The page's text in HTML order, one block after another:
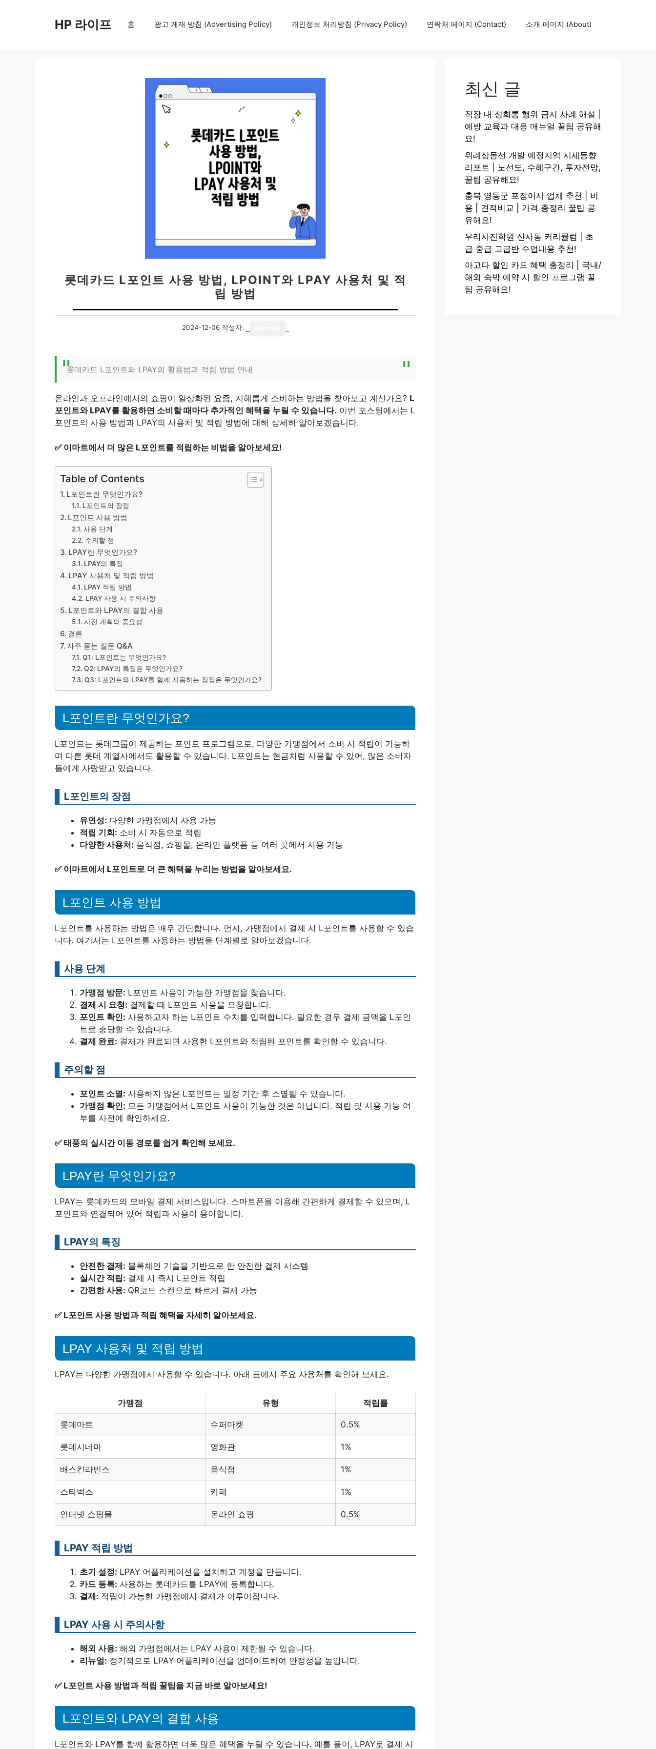
HP 라이프 홈 광고 게재 방침 (Advertising Policy) 개인정보 처리방침 (Privacy Policy) 연락처 페이지 (Contact) 소개 페이지 (About)
롯데카드 L포인트 사용 방법, LPOINT와 LPAY 사용처 및 적
립 방법
2024-12-06 작성자:
롯데카드 L포인트와 LPAY의 활용법과 적립 방법 안내
온라인과 오프라인에서의 쇼핑이 일상화된 요즘, 지혜롭게 소비하는 방법을 찾아보고 계신가요? L
포인트와 LPAY를 활용하면 소비할 때마다 추가적인 혜택을 누릴 수 있습니다. 이번 포스팅에서는 L
포인트의 사용 방법과 LPAY의 사용처 및 적립 방법에 대해 상세히 알아보겠습니다.
✅ 이마트에서 더 많은 L포인트를 적립하는 비법을 알아보세요!
Table of Contents
L포인트란 무엇인가요?
L포인트의 장점
L포인트 사용 방법
사용 단계
주의할 점
LPAY란 무엇인가요?
LPAY의 특징
LPAY 사용처 및 적립 방법
LPAY 적립 방법
LPAY 사용 시 주의사항
L포인트와 LPAY의 결합 사용
사전 계획의 중요성
결론
자주 묻는 질문 Q&A
Q1: L포인트는 무엇인가요?
Q2: LPAY의 특징은 무엇인가요?
Q3: L포인트와 LPAY를 함께 사용하는 장점은 무엇인가요?
L포인트란 무엇인가요?
L포인트는 롯데그룹이 제공하는 포인트 프로그램으로, 다양한 가맹점에서 소비 시 적립이 가능하
며 다른 롯데 계열사에서도 활용할 수 있습니다. L포인트는 현금처럼 사용할 수 있어, 많은 소비자
들에게 사랑받고 있습니다.
L포인트의 장점
유연성: 다양한 가맹점에서 사용 가능
적립 기회: 소비 시 자동으로 적립
다양한 사용처: 음식점, 쇼핑몰, 온라인 플랫폼 등 여러 곳에서 사용 가능
✅ 이마트에서 L포인트로 더 큰 혜택을 누리는 방법을 알아보세요.
L포인트 사용 방법
L포인트를 사용하는 방법은 매우 간단합니다. 먼저, 가맹점에서 결제 시 L포인트를 사용할 수 있습
니다. 여기서는 L포인트를 사용하는 방법을 단계별로 알아보겠습니다.
사용 단계
가맹점 방문: L포인트 사용이 가능한 가맹점을 찾습니다.
결제 시 요청: 결제할 때 L포인트 사용을 요청합니다.
포인트 확인: 사용하고자 하는 L포인트 수치를 입력합니다. 필요한 경우 결제 금액을 L포인
트로 충당할 수 있습니다.
결제 완료: 결제가 완료되면 사용한 L포인트와 적립된 포인트를 확인할 수 있습니다.
주의할 점
포인트 소멸: 사용하지 않은 L포인트는 일정 기간 후 소멸될 수 있습니다.
가맹점 확인: 모든 가맹점에서 L포인트 사용이 가능한 것은 아닙니다. 적립 및 사용 가능 여
부를 사전에 확인하세요.
✅태풍의 실시간 이동 경로를 쉽게 확인해 보세요.
LPAY란 무엇인가요?
LPAY는 롯데카드의 모바일 결제 서비스입니다. 스마트폰을 이용해 간편하게 결제할 수 있으며, L
포인트와 연결되어 있어 적립과 사용이 용이합니다.
LPAY의 특징
안전한 결제: 블록체인 기술을 기반으로 한 안전한 결제 시스템
실시간 적립: 결제 시 즉시 L포인트 적립
간편한 사용: QR코드 스캔으로 빠르게 결제 가능
✅ L포인트 사용 방법과 적립 혜택을 자세히 알아보세요.
LPAY 사용처 및 적립 방법
LPAY는 다양한 가맹점에서 사용할 수 있습니다. 아래 표에서 주요 사용처를 확인해 보세요.
가맹점 유형 적립률
롯데마트 슈퍼마켓 0.5%
롯데시네마 영화관 1%
배스킨라빈스 음식점 1%
스타벅스 카페 1%
인터넷 쇼핑몰 온라인 쇼핑 0.5%
LPAY 적립 방법
초기 설정: LPAY 어플리케이션을 설치하고 계정을 만듭니다.
카드 등록: 사용하는 롯데카드를 LPAY에 등록합니다.
결제: 적립이 가능한 가맹점에서 결제가 이루어집니다.
LPAY 사용 시 주의사항
해외 사용: 해외 가맹점에서는 LPAY 사용이 제한될 수 있습니다.
리뉴얼: 정기적으로 LPAY 어플리케이션을 업데이트하여 안정성을 높입니다.
✅ L포인트 사용 방법과 적립 꿀팁을 지금 바로 알아보세요!
L포인트와 LPAY의 결합 사용
L포인트와 LPAY를 함께 활용하면 더욱 많은 혜택을 누릴 수 있습니다. 예를 들어, LPAY로 결제 시
최신 글
직장 내 성희롱 행위 금지 사례 해설 |
예방 교육과 대응 매뉴얼 꿀팁 공유해
요!
위례삼동선 개발 예정지역 시세동향
리포트 | 노선도, 수혜구간, 투자전망,
꿀팁 공유해요!
충북 영동군 포장이사 업체 추천 | 비
용 | 견적비교 | 가격 총정리 꿀팁 공
유해요!
우리사진학원 신사동 커리큘럼 | 초
급 중급 고급반 수업내용 추천!
아고다 할인 카드 혜택 총정리 | 국내/
해외 숙박 예약 시 할인 프로그램 꿀
팁 공유해요!